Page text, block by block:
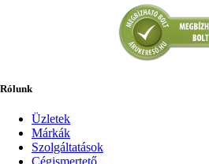
Rólunk
Üzletek
Márkák
Szolgáltatások